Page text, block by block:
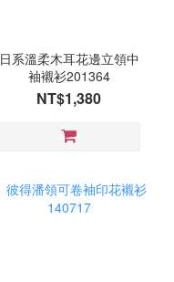
日系溫柔木耳花邊立領中
袖襯衫201364
NT$1,380